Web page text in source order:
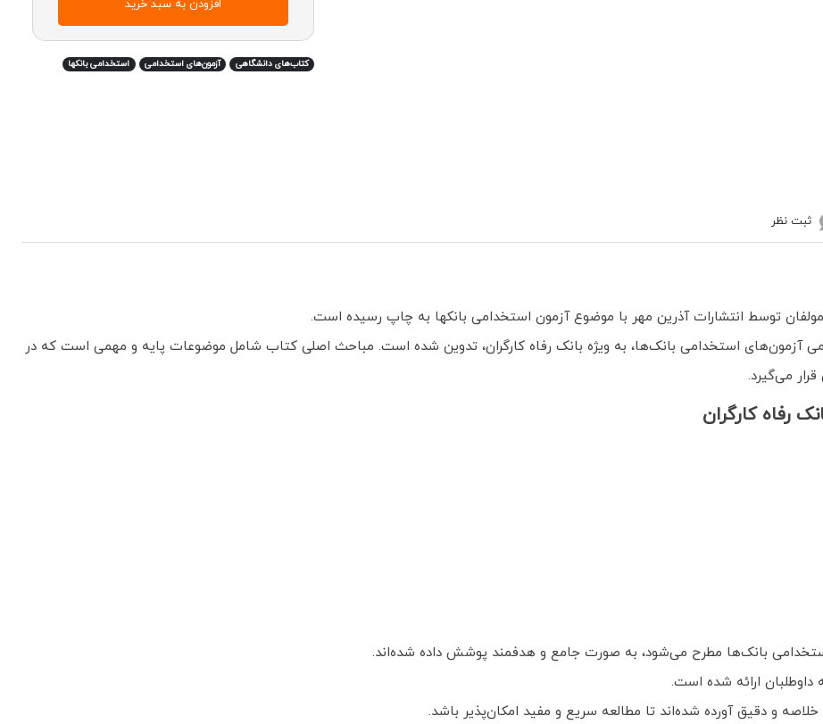
افزودن به سبد خرید
کتاب‌های دانشگاهی آزمون‌های استخدامی استخدامی بانکها
ثبت نظر
توسط انتشارات آذرین مهر با موضوع آزمون استخدامی بانکها به چاپ رسیده است.
آزمون‌های استخدامی بانک‌ها، به ویژه بانک رفاه کارگران، تدوین شده است. مباحث اصلی کتاب شامل موضوعات پایه و مهمی است که در
می‌گیرد.
رفاه کارگران
بانک‌ها مطرح می‌شود، به صورت جامع و هدفمند پوشش داده شده‌اند.
داوطلبان ارائه شده است.
و دقیق آورده شده‌اند تا مطالعه سریع و مفید امکان‌پذیر باشد.